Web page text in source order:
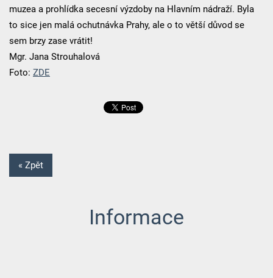
muzea a prohlídka secesní výzdoby na Hlavním nádraží. Byla
to sice jen malá ochutnávka Prahy, ale o to větší důvod se
sem brzy zase vrátit!
Mgr. Jana Strouhalová
Foto: ZDE
« Zpět
Informace